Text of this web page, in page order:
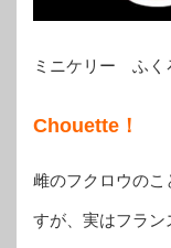
ミニケリー ふ
Chouette！
雌のフクロウのこ
すが、実はフラ